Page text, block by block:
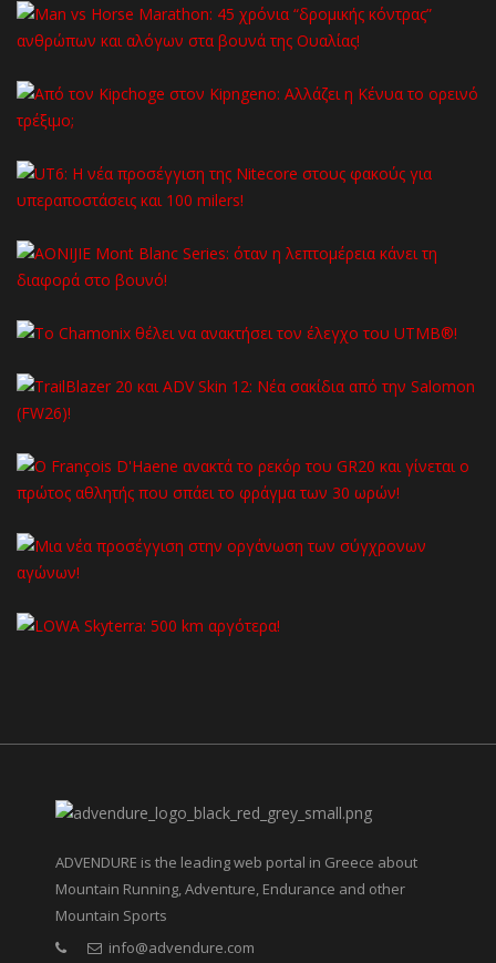
ADVENDURE is the leading web portal in Greece about
Mountain Running, Adventure, Endurance and other
Mountain Sports
info@advendure.com